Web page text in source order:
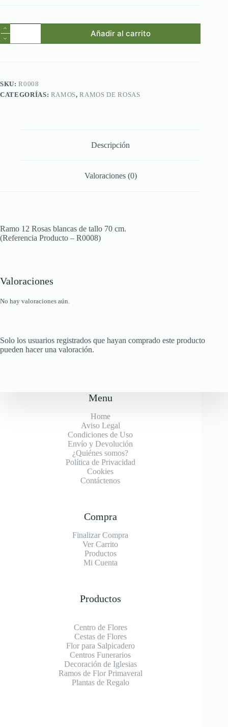
Ref.R0008.Ramo
12
Rosas
cm
cantidad
Añadir al carrito
SKU:R0008
CATEGORÍAS: RAMOS,RAMOS DE ROSAS
Descripción
Valoraciones (0)
Ramo 12 Rosas blancas de tallo 70 cm.
(Referencia Producto – R0008)
Valoraciones
No hay valoraciones aún.
Solo los usuarios registrados que hayan comprado este producto
pueden hacer una valoración.
Menu
Home
Aviso Legal
Condiciones de Uso
Envío y Devolución
¿Quiénes somos?
Política de Privacidad
Cookies
Contáctenos
Compra
Finalizar Compra
Ver Carrito
Productos
Mi Cuenta
Productos
Centro de Flores
Cestas de Flores
Flor para Salpicadero
Centros Funerarios
Decoración de Iglesias
Ramos de Flor Primaveral
Plantas de Regalo